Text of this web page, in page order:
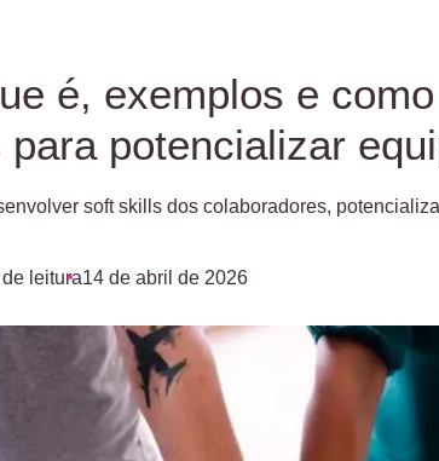
é, exemplos e
potencializar
soft skills dos colaboradores,
leitura14 de abril de 2026